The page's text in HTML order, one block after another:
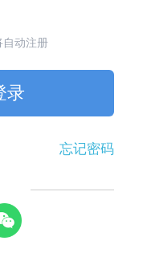
自动注册
录
忘记密码